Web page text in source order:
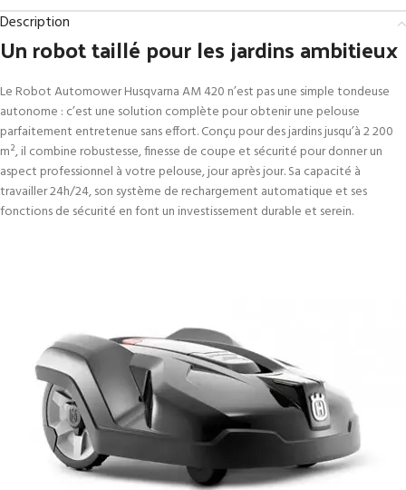
Description
Un robot taillé pour les jardins ambitieux
Le Robot Automower Husqvarna AM 420 n’est pas une simple tondeuse
autonome : c’est une solution complète pour obtenir une pelouse
parfaitement entretenue sans effort. Conçu pour des jardins jusqu’à 2 200
m², il combine robustesse, finesse de coupe et sécurité pour donner un
aspect professionnel à votre pelouse, jour après jour. Sa capacité à
travailler 24h/24, son système de rechargement automatique et ses
fonctions de sécurité en font un investissement durable et serein.